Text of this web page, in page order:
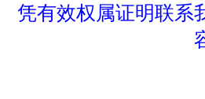
凭有效权属证明联系